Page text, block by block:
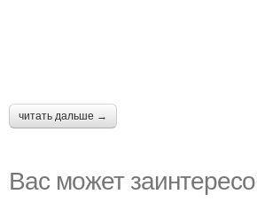
читать дальше →
Вас может